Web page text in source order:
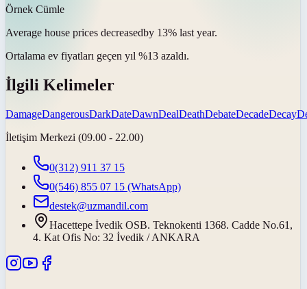
Örnek Cümle
Average house prices decreasedby 13% last year.
Ortalama ev fiyatları geçen yıl %13 azaldı.
İlgili Kelimeler
DamageDangerousDarkDateDawnDealDeathDebateDecadeDecay
İletişim Merkezi (09.00 - 22.00)
0(312) 911 37 15
0(546) 855 07 15 (WhatsApp)
destek@uzmandil.com
Hacettepe İvedik OSB. Teknokenti 1368. Cadde No.61,
4. Kat Ofis No: 32 İvedik / ANKARA